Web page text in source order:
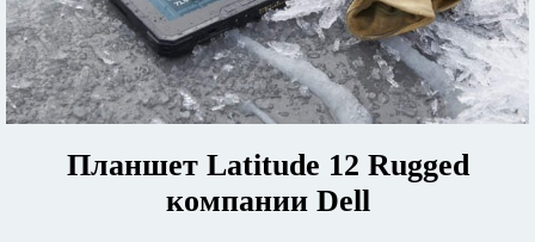
Планшет Latitude 12 Rugged
компании Dell